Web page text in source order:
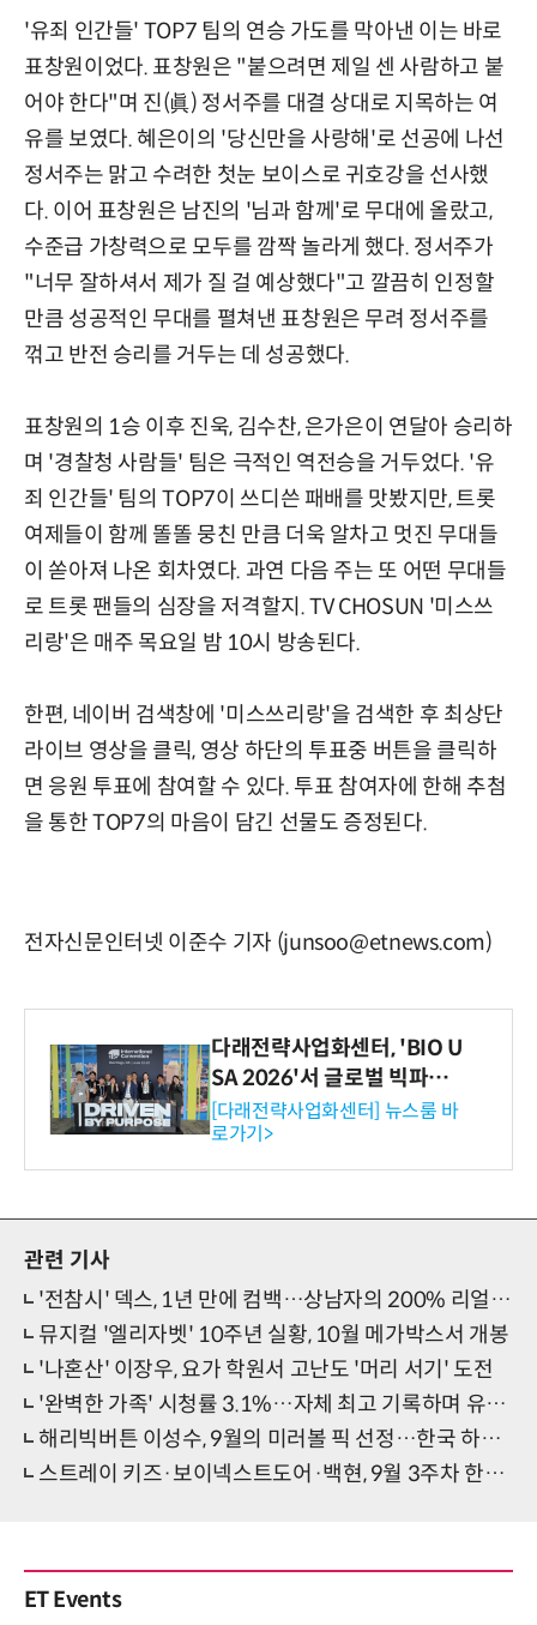
'유죄 인간들' TOP7 팀의 연승 가도를 막아낸 이는 바로
표창원이었다. 표창원은 "붙으려면 제일 센 사람하고 붙
어야 한다"며 진(眞) 정서주를 대결 상대로 지목하는 여
유를 보였다. 혜은이의 '당신만을 사랑해'로 선공에 나선
정서주는 맑고 수려한 첫눈 보이스로 귀호강을 선사했
다. 이어 표창원은 남진의 '님과 함께'로 무대에 올랐고,
수준급 가창력으로 모두를 깜짝 놀라게 했다. 정서주가
"너무 잘하셔서 제가 질 걸 예상했다"고 깔끔히 인정할
만큼 성공적인 무대를 펼쳐낸 표창원은 무려 정서주를
꺾고 반전 승리를 거두는 데 성공했다.
표창원의 1승 이후 진욱, 김수찬, 은가은이 연달아 승리하
며 '경찰청 사람들' 팀은 극적인 역전승을 거두었다. '유
죄 인간들' 팀의 TOP7이 쓰디쓴 패배를 맛봤지만, 트롯
여제들이 함께 똘똘 뭉친 만큼 더욱 알차고 멋진 무대들
이 쏟아져 나온 회차였다. 과연 다음 주는 또 어떤 무대들
로 트롯 팬들의 심장을 저격할지. TV CHOSUN '미스쓰
리랑'은 매주 목요일 밤 10시 방송된다.
한편, 네이버 검색창에 '미스쓰리랑'을 검색한 후 최상단
라이브 영상을 클릭, 영상 하단의 투표중 버튼을 클릭하
면 응원 투표에 참여할 수 있다. 투표 참여자에 한해 추첨
을 통한 TOP7의 마음이 담긴 선물도 증정된다.
전자신문인터넷 이준수 기자 (junsoo@etnews.com)
다래전략사업화센터, 'BIO U
SA 2026'서 글로벌 빅파마
와의 비즈니스 미팅 지원…K
-바이오 해외 진출 교두보 확
보
[다래전략사업화센터] 뉴스룸 바
로가기>
관련 기사
'전참시' 덱스, 1년 만에 컴백…상남자의 200% 리얼 일상 공개
뮤지컬 '엘리자벳' 10주년 실황, 10월 메가박스서 개봉
'나혼산' 이장우, 요가 학원서 고난도 '머리 서기' 도전
'완벽한 가족' 시청률 3.1%…자체 최고 기록하며 유종의 미
해리빅버튼 이성수, 9월의 미러볼 픽 선정…한국 하드록 아이콘
스트레이 키즈·보이넥스트도어·백현, 9월 3주차 한터차트 국가별 1위…'이변은 없다'
ET Events